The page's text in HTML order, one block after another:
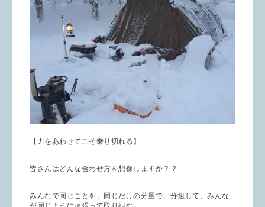
【力をあわせてこそ乗り切れる】
皆さんはどんな合わせ方を想像しますか？？
みんなで同じことを、同じだけの分量で、分担して、みんな